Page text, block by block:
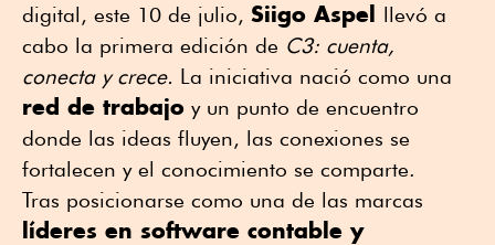
digital, este 10 de julio, Siigo Aspel llevó a
cabo la primera edición de C3: cuenta,
conecta y crece. La iniciativa nació como una
red de trabajo y un punto de encuentro
donde las ideas fluyen, las conexiones se
fortalecen y el conocimiento se comparte.
Tras posicionarse como una de las marcas
líderes en software contable y